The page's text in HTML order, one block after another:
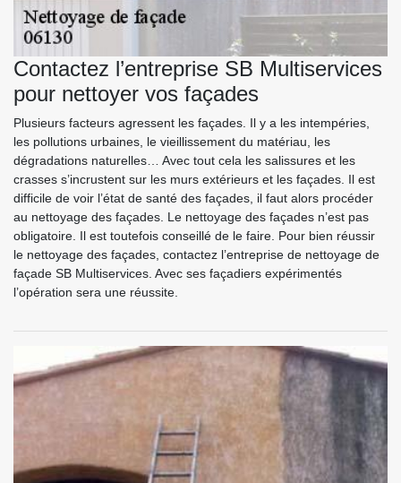
Contactez l’entreprise SB Multiservices
pour nettoyer vos façades
Plusieurs facteurs agressent les façades. Il y a les intempéries,
les pollutions urbaines, le vieillissement du matériau, les
dégradations naturelles… Avec tout cela les salissures et les
crasses s’incrustent sur les murs extérieurs et les façades. Il est
difficile de voir l’état de santé des façades, il faut alors procéder
au nettoyage des façades. Le nettoyage des façades n’est pas
obligatoire. Il est toutefois conseillé de le faire. Pour bien réussir
le nettoyage des façades, contactez l’entreprise de nettoyage de
façade SB Multiservices. Avec ses façadiers expérimentés
l’opération sera une réussite.